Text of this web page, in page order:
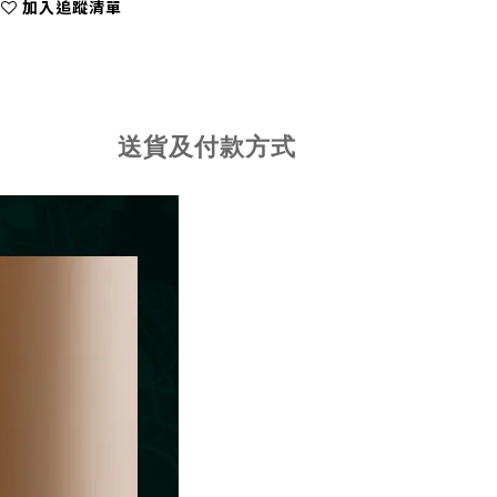
加入追蹤清單
送貨及付款方式